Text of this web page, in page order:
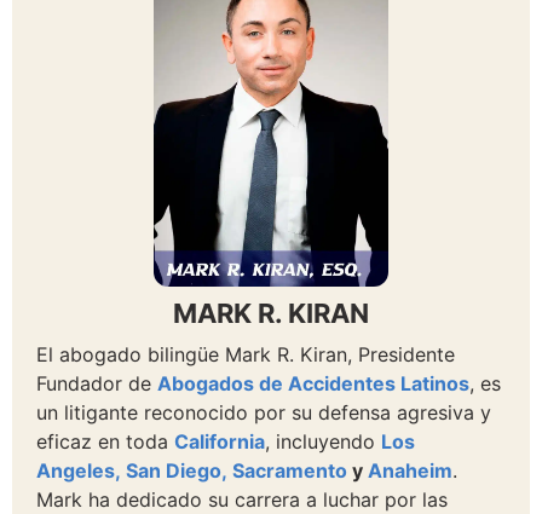
MARK R. KIRAN
El abogado bilingüe Mark R. Kiran, Presidente
Fundador de Abogados de Accidentes Latinos, es
un litigante reconocido por su defensa agresiva y
eficaz en toda California, incluyendo Los
Angeles, San Diego, Sacramento y Anaheim.
Mark ha dedicado su carrera a luchar por las